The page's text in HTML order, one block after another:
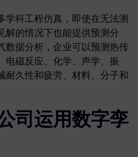
学科工程仿真，即使在无法测
解的情况下也能提供预测分
数据分析，企业可以预测热传
电磁反应、化学、声学、振
耐久性和疲劳、材料、分子和
司运用数字孪